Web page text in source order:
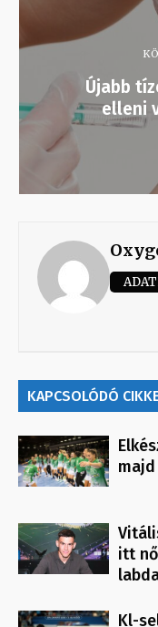
Újabb
elleni
KAPCSOLÓDÓ
majd
itt
Kl-